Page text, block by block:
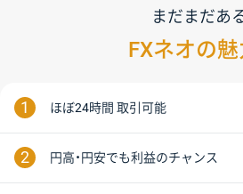
まだまだあ
FXネオの魅
ほぼ24時間 取引可能
円高・円安でも利益のチャンス